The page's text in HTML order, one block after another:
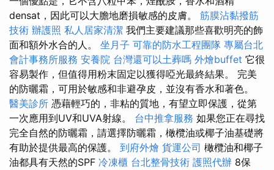
densat，因此可以大膽地磨損敏感的皮膚。 筋膜沾黏撥筋
技術 辦護照 私人居家清潔 我們主要建議那些喜歡明亮的飾
面和額外水合的人。 坐月子 可靠的防水工程團隊 專屬台北
會計事務所服務 安養院 台灣還可以土葬嗎 外燴buffet 它很
容易製作，但值得用粉末固定以獲得啞光最終結果。 完美
的防曬霜，可用於敏感和非避孕皮，並沒有香水和著色。
醫美診所 憑藉輕巧的，非粘的質地，有望立即保護，從第
一次應用到UV和UVA射線。 台中推拿服務 如果您正在尋找
完全自然的防曬霜，請選擇防曬霜，橄欖油或椰子油基礎將
有助於提供最高的保護。 到府外燴 貨運公司 橄欖油和椰子
油都具有天然的SPF 冷凍櫃 台北整骨技術 護照代辦 8保